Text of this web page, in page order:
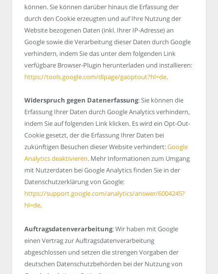
können. Sie können darüber hinaus die Erfassung der
durch den Cookie erzeugten und auf Ihre Nutzung der
Website bezogenen Daten (inkl. Ihrer IP-Adresse) an
Google sowie die Verarbeitung dieser Daten durch Google
verhindern, indem Sie das unter dem folgenden Link
verfügbare Browser-Plugin herunterladen und installieren:
https://tools.google.com/dlpage/gaoptout?hl=de.
Widerspruch gegen Datenerfassung: Sie können die
Erfassung Ihrer Daten durch Google Analytics verhindern,
indem Sie auf folgenden Link klicken. Es wird ein Opt-Out-
Cookie gesetzt, der die Erfassung Ihrer Daten bei
zukünftigen Besuchen dieser Website verhindert:Google
Analytics deaktivieren. Mehr Informationen zum Umgang
mit Nutzerdaten bei Google Analytics finden Sie in der
Datenschutzerklärung von Google:
https://support.google.com/analytics/answer/6004245?
hl=de.
Auftragsdatenverarbeitung: Wir haben mit Google
einen Vertrag zur Auftragsdatenverarbeitung
abgeschlossen und setzen die strengen Vorgaben der
deutschen Datenschutzbehörden bei der Nutzung von